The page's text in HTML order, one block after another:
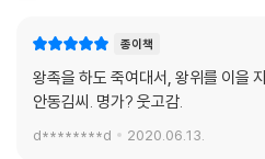
종이책
왕족을 하도 죽여대서, 왕위를 이을
안동김씨. 명가? 웃고감.
d********d 2020.06.13.